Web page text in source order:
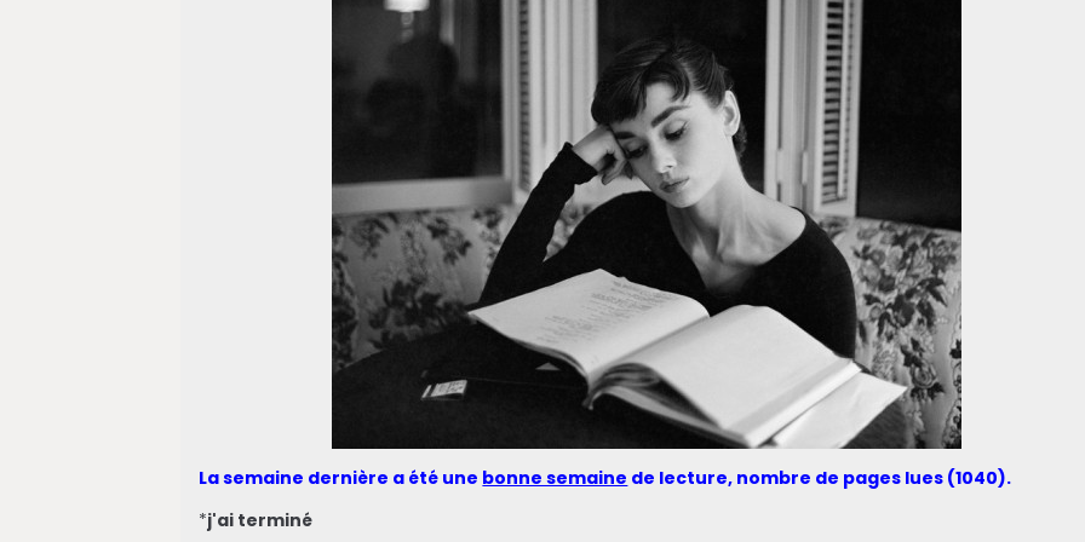
La semaine dernière a été une bonne semaine de lecture, nombre de pages lues (1040).
*j'ai terminé